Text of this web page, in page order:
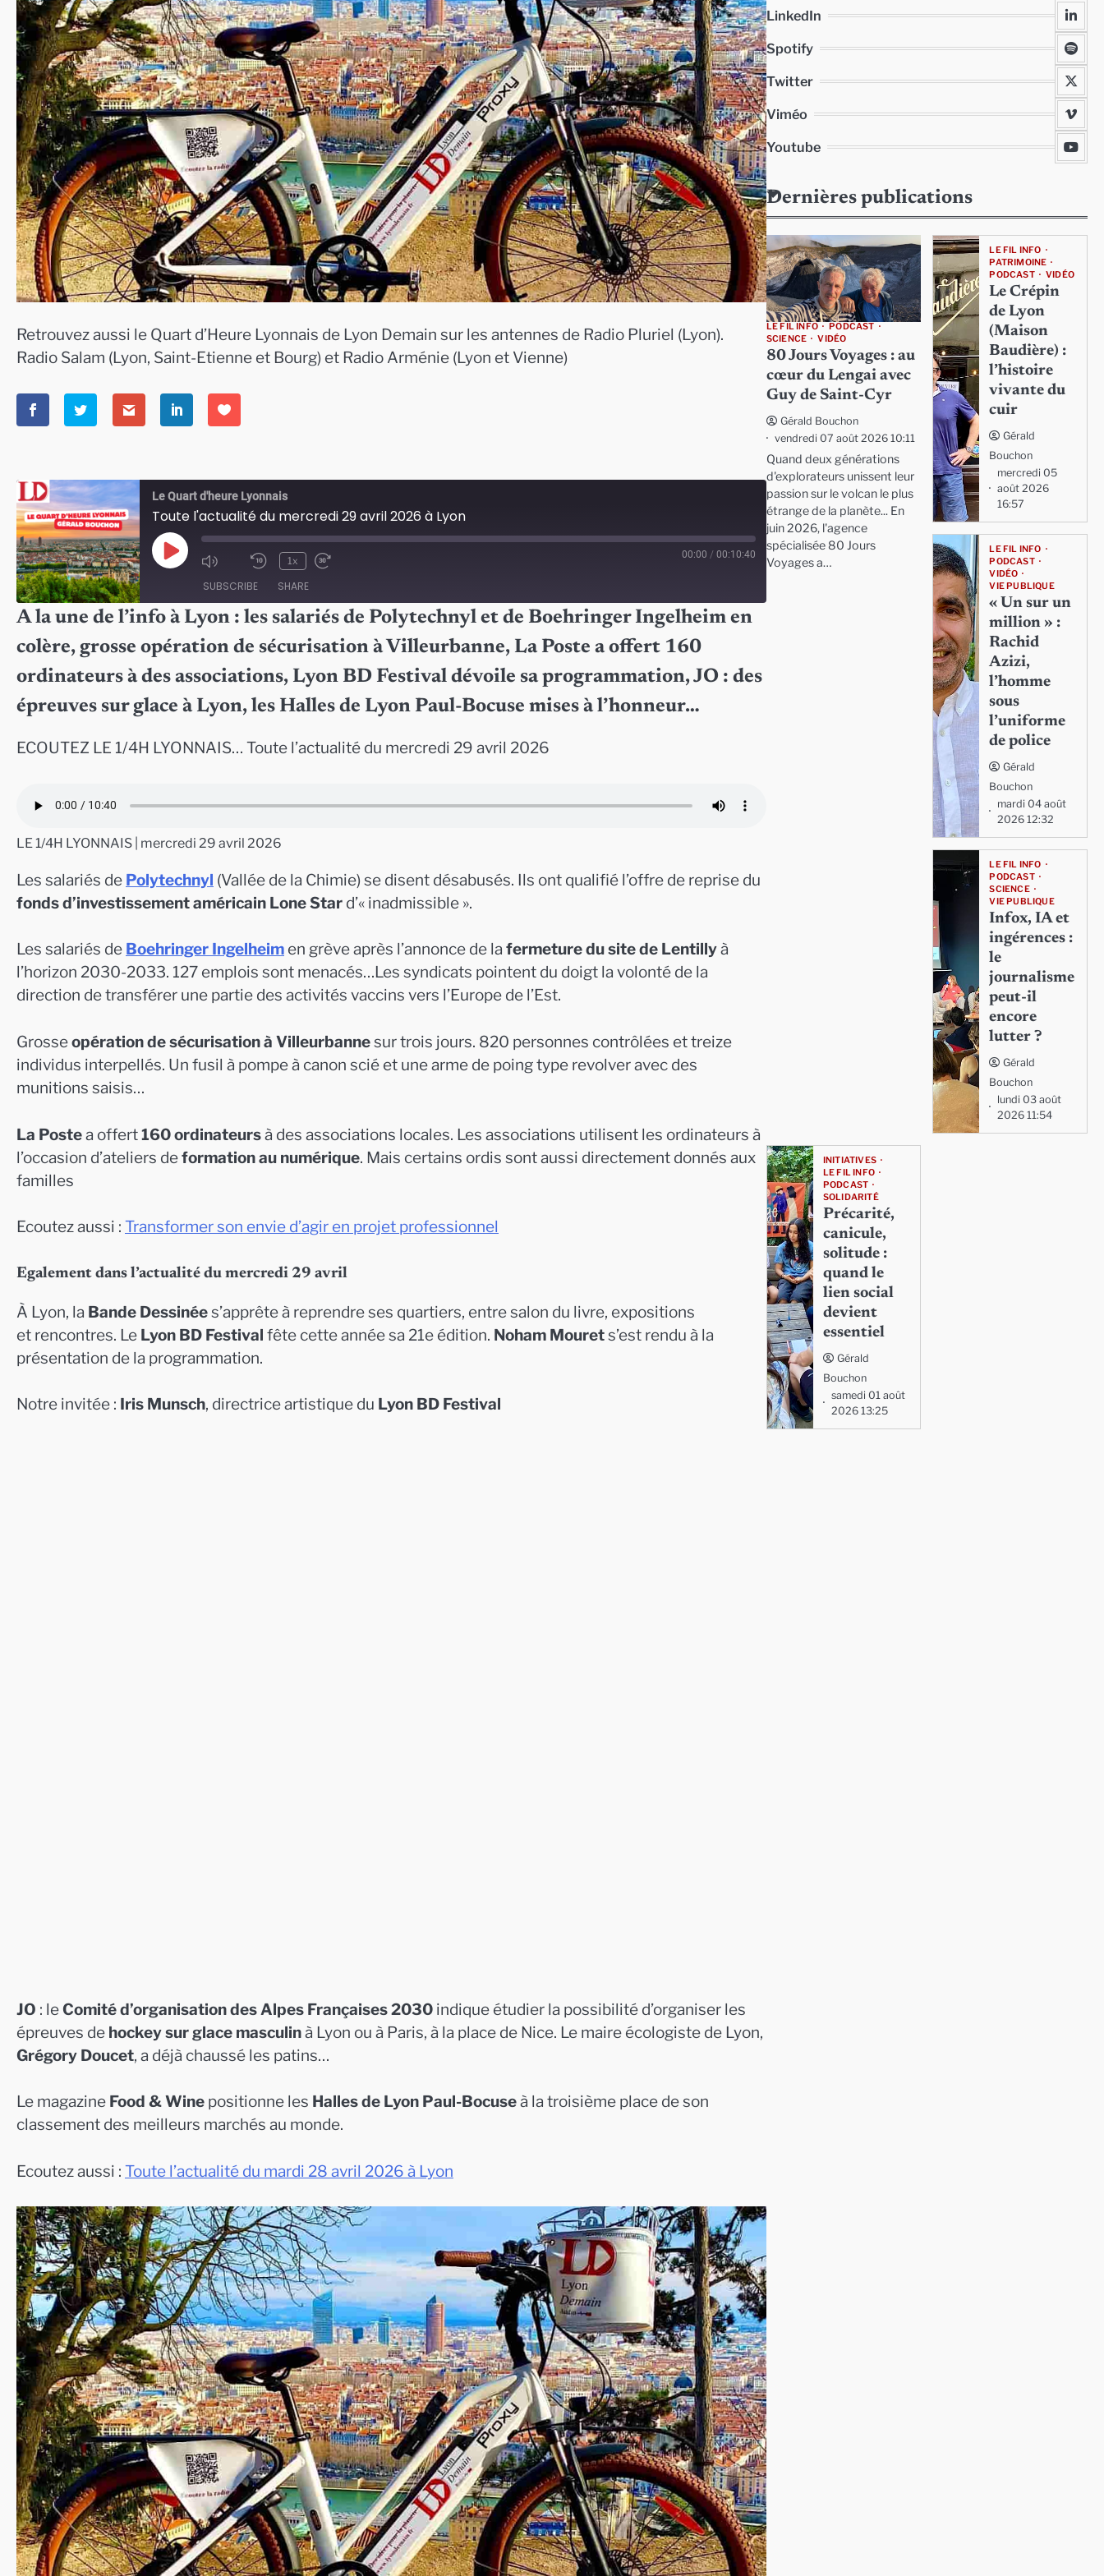
Retrouvez aussi le Quart d’Heure Lyonnais de Lyon Demain sur les antennes de Radio Pluriel (Lyon).
Radio Salam (Lyon, Saint-Etienne et Bourg) et Radio Arménie (Lyon et Vienne)
Le Quart d'heure Lyonnais
Toute l'actualité du mercredi 29 avril 2026 à Lyon
Play
Episode
1x 00:00 / 00:10:40
SUBSCRIBE SHARE
RSS FEED
SHARE
LINK
EMBED
A la une de l’info à Lyon : les salariés de Polytechnyl et de Boehringer Ingelheim en
colère, grosse opération de sécurisation à Villeurbanne, La Poste a offert 160
ordinateurs à des associations, Lyon BD Festival dévoile sa programmation, JO : des
épreuves sur glace à Lyon, les Halles de Lyon Paul-Bocuse mises à l’honneur…
ECOUTEZ LE 1/4H LYONNAIS… Toute l’actualité du mercredi 29 avril 2026
LE 1/4H LYONNAIS | mercredi 29 avril 2026
Les salariés de Polytechnyl (Vallée de la Chimie) se disent désabusés. Ils ont qualifié l’offre de reprise du
fonds d’investissement américain Lone Star d’« inadmissible ».
Les salariés de Boehringer Ingelheim en grève après l’annonce de la fermeture du site de Lentillyà
l’horizon 2030-2033. 127 emplois sont menacés…Les syndicats pointent du doigt la volonté de la
direction de transférer une partie des activités vaccins vers l’Europe de l’Est.
Grosseopération de sécurisation à Villeurbannesur trois jours. 820 personnes contrôlées et treize
individus interpellés. Un fusil à pompe à canon scié et une arme de poing type revolver avec des
munitions saisis…
La Postea offert160 ordinateursà des associations locales. Les associations utilisent les ordinateurs à
l’occasion d’ateliers deformation au numérique. Mais certains ordis sont aussi directement donnés aux
familles
Ecoutez aussi : Transformer son envie d’agir en projet professionnel
Egalement dans l’actualité du mercredi 29 avril
À Lyon, la Bande Dessinées’apprête à reprendre ses quartiers, entre salon du livre, expositions
et rencontres. Le Lyon BD Festival fête cette année sa 21e édition. Noham Mourets’est rendu à la
présentation de la programmation.
Notre invitée : Iris Munsch, directrice artistique du Lyon BD Festival
JO : leComité d’organisation des Alpes Françaises 2030 indique étudier la possibilité d’organiser les
épreuves de hockey sur glace masculinà Lyon ou à Paris, à la place de Nice. Le maire écologiste de Lyon,
Grégory Doucet, a déjà chaussé les patins…
Le magazine Food & Wine positionne les Halles de Lyon Paul-Bocuseà la troisième place de son
classement des meilleurs marchés au monde.
Ecoutez aussi : Toute l’actualité du mardi 28 avril 2026 à Lyon
LinkedIn
Spotify
Twitter
Viméo
Youtube
Dernières publications
LE FIL INFO
PODCAST
SCIENCE
VIDÉO
80 Jours Voyages : au
cœur du Lengai avec
Guy de Saint-Cyr
Gérald Bouchon
vendredi 07 août 2026 10:11
Quand deux générations
d'explorateurs unissent leur
passion sur le volcan le plus
étrange de la planète... En
juin 2026, l'agence
spécialisée 80 Jours
Voyages a…
LE FIL INFO
PATRIMOINE
PODCAST
VIDÉO
Le Crépin
de Lyon
(Maison
Baudière) :
l’histoire
vivante du
cuir
Gérald
Bouchon
mercredi 05
août 2026
16:57
LE FIL INFO
PODCAST
VIDÉO
VIE PUBLIQUE
« Un sur un
million » :
Rachid
Azizi,
l’homme
sous
l’uniforme
de police
Gérald
Bouchon
mardi 04 août
2026 12:32
LE FIL INFO
PODCAST
SCIENCE
VIE PUBLIQUE
Infox, IA et
ingérences :
le
journalisme
peut-il
encore
lutter ?
Gérald
Bouchon
lundi 03 août
2026 11:54
INITIATIVES
LE FIL INFO
PODCAST
SOLIDARITÉ
Précarité,
canicule,
solitude :
quand le
lien social
devient
essentiel
Gérald
Bouchon
samedi 01 août
2026 13:25